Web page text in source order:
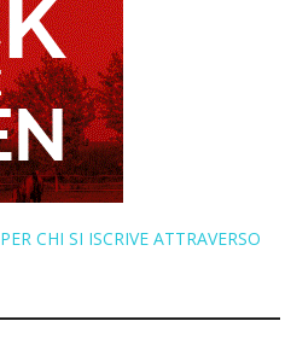
CHI SI ISCRIVE ATTRAVERSO